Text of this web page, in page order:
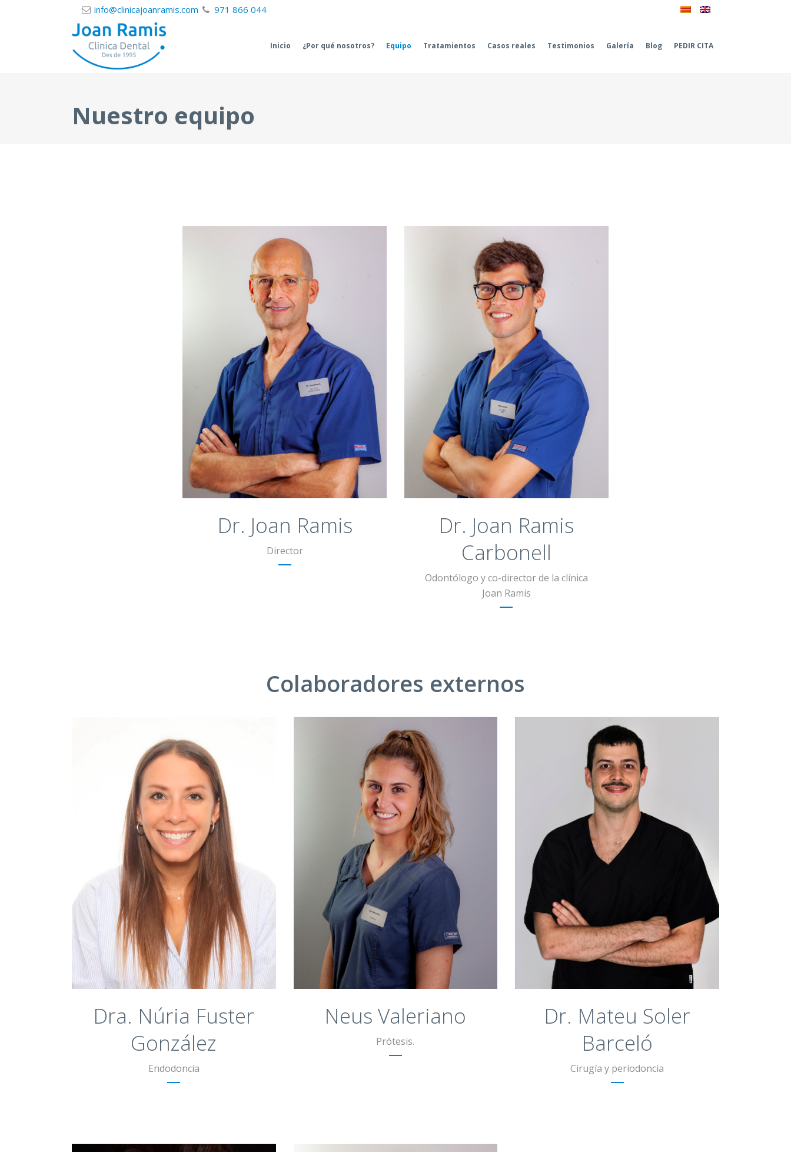
info@clinicajoanramis.com 971 866 044
Inicio ¿Por qué nosotros? Equipo Tratamientos Casos reales Testimonios Galería Blog PEDIR CITA
Nuestro equipo
Odontólogo, promoción 1991 de la
UNIBE.
Propietario de la clínica, fundada por él
en 1996.
Máster Universitario en Implantología
Oral y Estética Dental por la UIB.
Especialista Universitario en Injertos
Óseos y Tratamientos de Tejidos por el
IMOI y la Universidad de Santiago de
Compostela.
Socio Titular de la Sociedad Española de
Cirugía Bucal (SECIB) y Socio Titular de la
Sociedad Española de Periodoncia
(SEPES).
Dr. Joan Ramis
Director
Cirujano dentista - Universidad
Internacional de Catalunya 2014-2019
Cursos de formación continua en
odontología restauradora
Dr. Joan Ramis
Carbonell
Odontólogo y co-director de la clínica
Joan Ramis
Colaboradores externos
Máster de endodoncia clínica
microscópica y microcirugía endodóntica
- Universidad Católica San Antonio,
Málaga. En curso.
Máster universitario en implantología
oral avanzada. Universidad Europea de
Madrid, Valencia 2018 – 2020.
Grado en Odontología. Universidad
Europea de Madrid, Valencia 2013 –
2018.
Dra. Núria Fuster
González
Endodoncia
Grado en Auxiliar de Enfermería.
Grado Superior en Técnico de
Laboratorio de Diagnóstico Clínico.
Grado Superior en Prótesis Dental.
Curso teórico práctico de Tecnología
CAD-CAM.
Neus Valeriano
Prótesis.
Periodoncia e implantología oral Máster,
Universitat de Barcelona 2019 - 2022
Cirugía avanzada Máster, ESIRO
Barcelona 2018 – 2019
Dr. Mateu Soler
Barceló
Cirugía y periodoncia